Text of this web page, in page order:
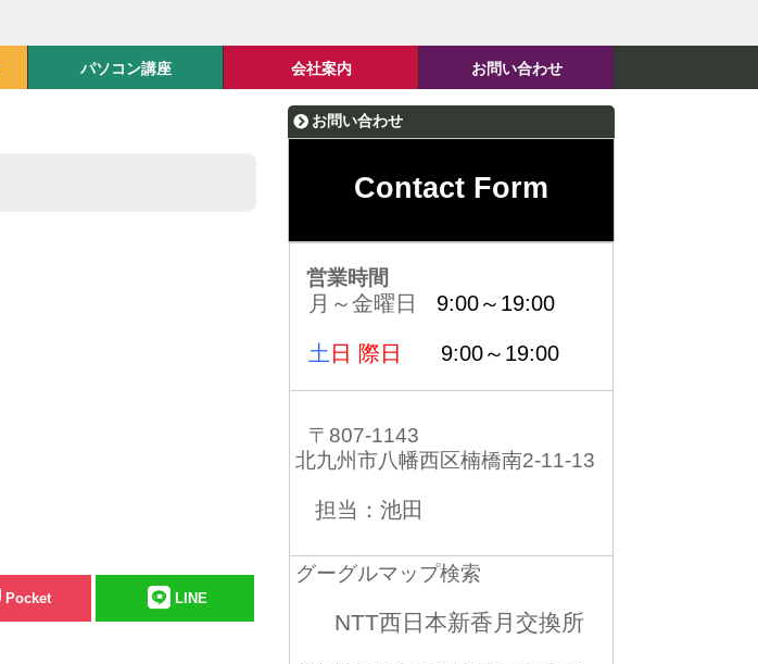
パソコン講座 会社案内 お問い合わせ
Pocket LINE
お問い合わせ
Contact Form
営業時間
月～金曜日 9:00～19:00
土 日 際日 9:00～19:00
〒807-1143
北九州市八幡西区楠橋南2-11-13
担当：池田
グーグルマップ検索
NTT西日本新香月交換所